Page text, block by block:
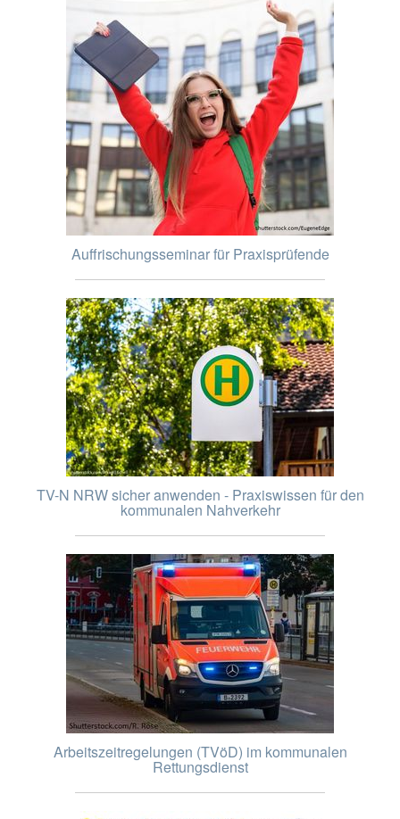
Auffrischungsseminar für Praxisprüfende
TV-N NRW sicher anwenden - Praxiswissen für den
kommunalen Nahverkehr
Arbeitszeitregelungen (TVöD) im kommunalen
Rettungsdienst